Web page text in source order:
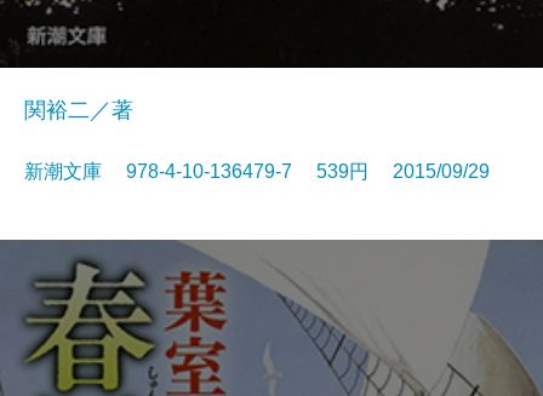
関裕二／著
新潮文庫 978-4-10-136479-7 539円 2015/09/29